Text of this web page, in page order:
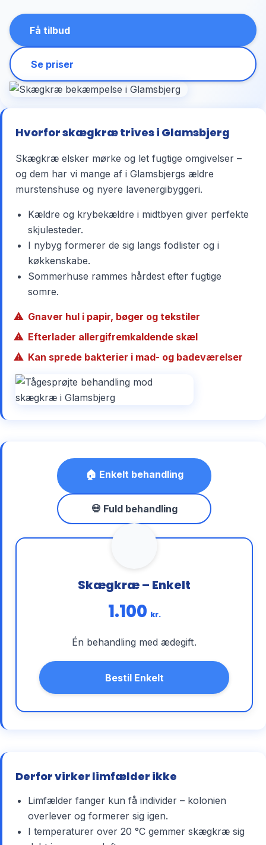
Få tilbud
Se priser
Hvorfor skægkræ trives i Glamsbjerg
Skægkræ elsker mørke og let fugtige omgivelser –
og dem har vi mange af i Glamsbjergs ældre
murstenshuse og nyere lavenergibyggeri.
Kældre og krybekældre i midtbyen giver perfekte
skjulesteder.
I nybyg formerer de sig langs fodlister og i
køkkenskabe.
Sommerhuse rammes hårdest efter fugtige
somre.
Gnaver hul i papir, bøger og tekstiler
Efterlader allergifremkaldende skæl
Kan sprede bakterier i mad- og badeværelser
🏠 Enkelt behandling
💀 Fuld behandling
Skægkræ – Enkelt
1.100 kr.
Én behandling med ædegift.
Bestil Enkelt
Derfor virker limfælder ikke
Limfælder fanger kun få individer – kolonien
overlever og formerer sig igen.
I temperaturer over 20 °C gemmer skægkræ sig